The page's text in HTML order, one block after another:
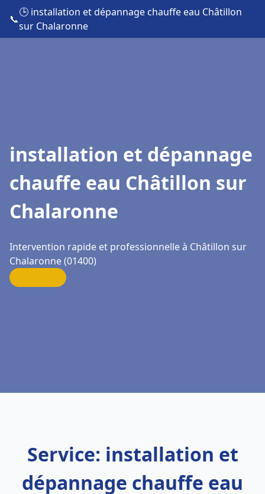
📞
🕒 installation et dépannage chauffe eau Châtillon
sur Chalaronne
installation et dépannage
chauffe eau Châtillon sur
Chalaronne
Intervention rapide et professionnelle à Châtillon sur
Chalaronne (01400)
Service: installation et
dépannage chauffe eau